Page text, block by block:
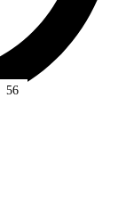
56